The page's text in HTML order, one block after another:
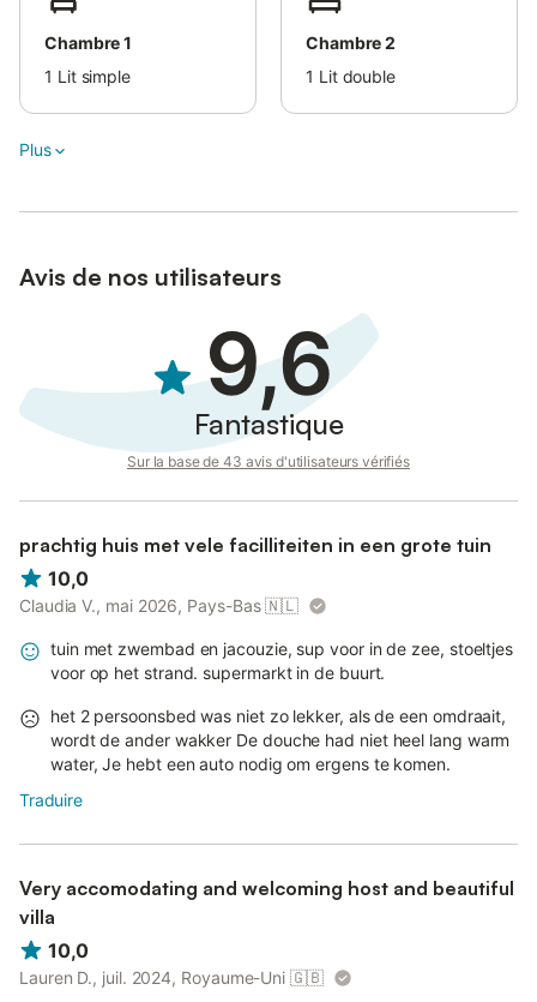
Nous vous prions de respecter les heures de repos nocturne et
place.
Chambre 1
1 Lit simple
Chambre 2
1 Lit double
Plus
Avis de nos utilisateurs
9,6
Fantastique
Sur la base de 43 avis d'utilisateurs vérifiés
prachtig huis met vele facilliteiten in een grote tuin
10,0
Claudia V., mai 2026, Pays-Bas 🇳🇱
tuin met zwembad en jacouzie, sup voor in de zee, stoeltjes
voor op het strand. supermarkt in de buurt.
het 2 persoonsbed was niet zo lekker, als de een omdraait,
wordt de ander wakker De douche had niet heel lang warm
water, Je hebt een auto nodig om ergens te komen.
Traduire
Very accomodating and welcoming host and beautiful
villa
10,0
Lauren D., juil. 2024, Royaume-Uni 🇬🇧